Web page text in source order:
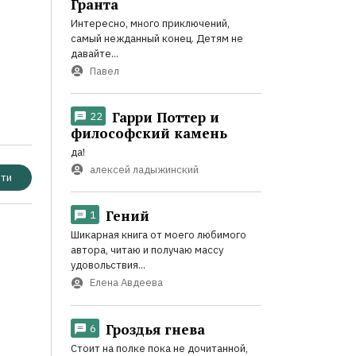
Гранта
Интересно, много приключений,
самый нежданный конец. Детям не
давайте...
Павел
22
Гарри Поттер и
философский камень
да!
алексей ладыжинский
1 Гений
Шикарная книга от моего любимого
автора, читаю и получаю массу
удовольствия...
Елена Авдеева
6 Гроздья гнева
Стоит на полке пока не дочитанной,